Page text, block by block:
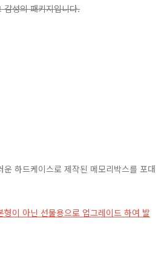
감성의 패키지입니다.
하드케이스로 제작된 메모리박스를 포대
형이 아닌 선물용으로 업그레이드 하여 발